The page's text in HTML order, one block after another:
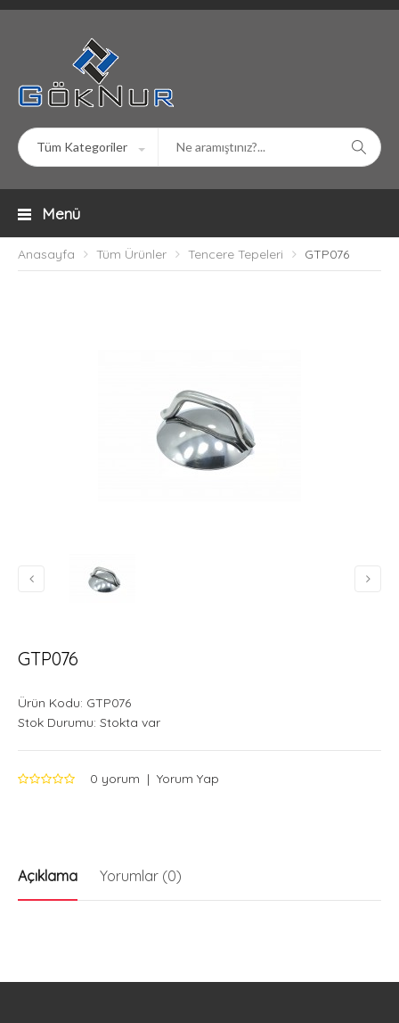
Menü
Anasayfa Tüm Ürünler Tencere Tepeleri GTP076
GTP076
Ürün Kodu: GTP076
Stok Durumu: Stokta var
0 yorum | Yorum Yap
Açıklama Yorumlar (0)